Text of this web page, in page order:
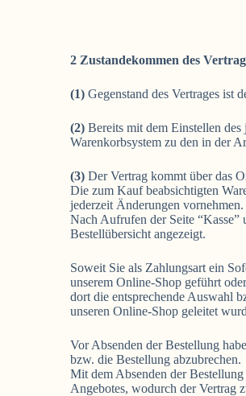
2 Zustandekommen des
(1) Gegenstand des Vertrages ist
(2) Bereits mit dem Einstellen
Warenkorbsystem zu den in der
(3) Der Vertrag kommt über das
Die zum Kauf beabsichtigten
jederzeit Änderungen vornehmen.
Nach Aufrufen der Seite “Kasse”
Bestellübersicht angezeigt.
Soweit Sie als Zahlungsart ein
unserem Online-Shop geführt
dort die entsprechende Auswahl
unseren Online-Shop geleitet
Vor Absenden der Bestellung
bzw. die Bestellung abzubrechen.
Mit dem Absenden der
Angebotes, wodurch der Vertrag